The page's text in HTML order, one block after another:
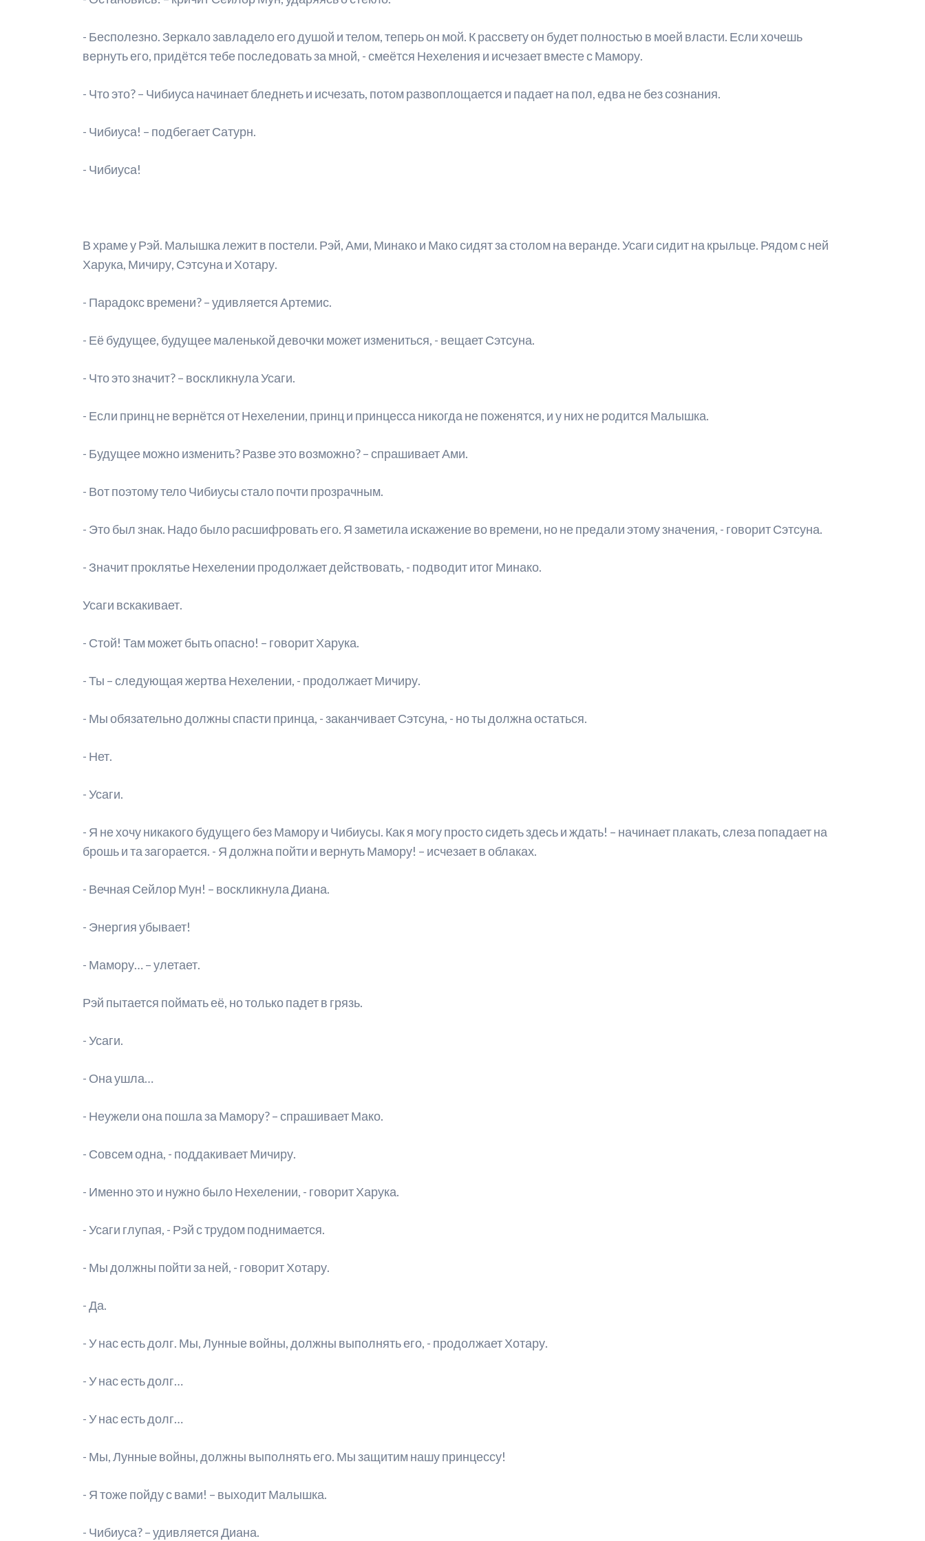
Места из манги
- Бесполезно. Зеркало завладело его душой и телом, теперь он мой. К рассвету он будет полностью в моей власти. Если хочешь
вернуть его, придётся тебе последовать за мной, - смеётся Нехеления и исчезает вместе с Мамору.
- Что это? – Чибиуса начинает бледнеть и исчезать, потом развоплощается и падает на пол, едва не без сознания.
- Чибиуса! – подбегает Сатурн.
- Чибиуса!
В храме у Рэй. Малышка лежит в постели. Рэй, Ами, Минако и Мако сидят за столом на веранде. Усаги сидит на крыльце. Рядом с ней
Харука, Мичиру, Сэтсуна и Хотару.
- Парадокс времени? – удивляется Артемис.
- Её будущее, будущее маленькой девочки может измениться, - вещает Сэтсуна.
- Что это значит? – воскликнула Усаги.
- Если принц не вернётся от Нехелении, принц и принцесса никогда не поженятся, и у них не родится Малышка.
- Будущее можно изменить? Разве это возможно? – спрашивает Ами.
- Вот поэтому тело Чибиусы стало почти прозрачным.
- Это был знак. Надо было расшифровать его. Я заметила искажение во времени, но не предали этому значения, - говорит Сэтсуна.
- Значит проклятье Нехелении продолжает действовать, - подводит итог Минако.
Усаги вскакивает.
- Стой! Там может быть опасно! – говорит Харука.
- Ты – следующая жертва Нехелении, - продолжает Мичиру.
- Мы обязательно должны спасти принца, - заканчивает Сэтсуна, - но ты должна остаться.
- Нет.
- Усаги.
- Я не хочу никакого будущего без Мамору и Чибиусы. Как я могу просто сидеть здесь и ждать! – начинает плакать, слеза попадает на
брошь и та загорается. - Я должна пойти и вернуть Мамору! – исчезает в облаках.
- Вечная Сейлор Мун! – воскликнула Диана.
- Энергия убывает!
- Мамору… – улетает.
Рэй пытается поймать её, но только падет в грязь.
- Усаги.
- Она ушла…
- Неужели она пошла за Мамору? – спрашивает Мако.
- Совсем одна, - поддакивает Мичиру.
- Именно это и нужно было Нехелении, - говорит Харука.
- Усаги глупая, - Рэй с трудом поднимается.
- Мы должны пойти за ней, - говорит Хотару.
- Да.
- У нас есть долг. Мы, Лунные войны, должны выполнять его, - продолжает Хотару.
- У нас есть долг…
- У нас есть долг…
- Мы, Лунные войны, должны выполнять его. Мы защитим нашу принцессу!
- Я тоже пойду с вами! – выходит Малышка.
- Чибиуса? – удивляется Диана.